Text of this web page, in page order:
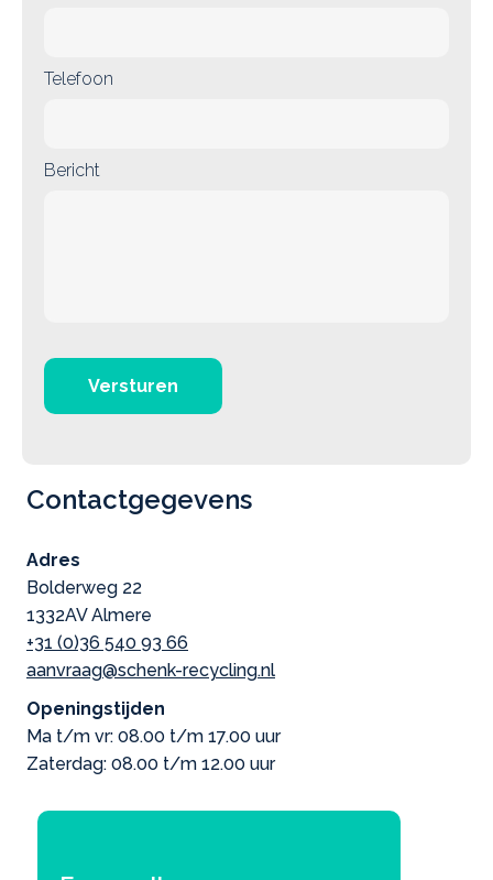
Telefoon
Bericht
Versturen
Contactgegevens
Adres
Bolderweg 22
1332AV Almere
+31 (0)36 540 93 66
aanvraag@schenk-recycling.nl
Openingstijden
Ma t/m vr: 08.00 t/m 17.00 uur
Zaterdag: 08.00 t/m 12.00 uur